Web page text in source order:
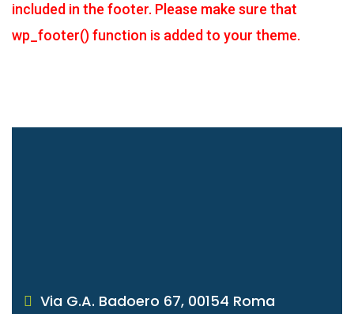
included in the footer. Please make sure that
wp_footer() function is added to your theme.
Via G.A. Badoero 67, 00154 Roma